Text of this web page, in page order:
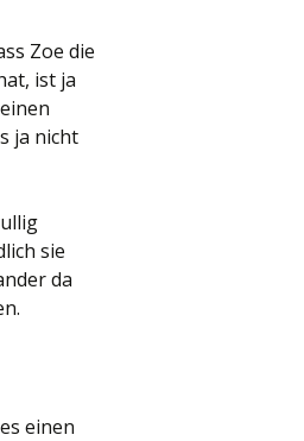
Zoe die
ist ja
ja nicht
sie
da
einen